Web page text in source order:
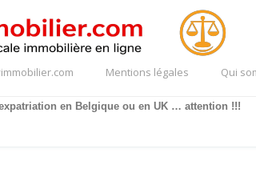
Mentions légales Qui
en Belgique ou en UK … attention !!!